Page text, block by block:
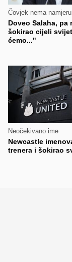
Čovjek nema
Doveo Salaha, pa
šokirao cijeli
ćemo..."
Neočekivano ime
Newcastle
trenera i šokirao